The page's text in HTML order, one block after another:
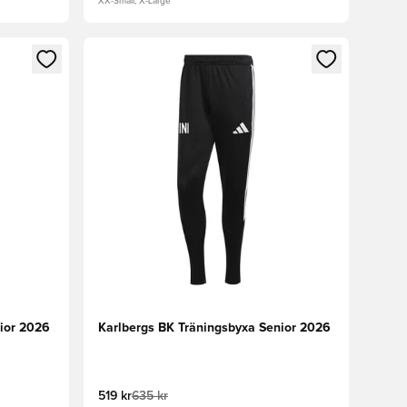
eller registrera dig som medlem
2026
Öppnar en Modal för att logga in eller registrera
Karlbergs BK Träningsbyxa Senior 2026
519 kr635 kr